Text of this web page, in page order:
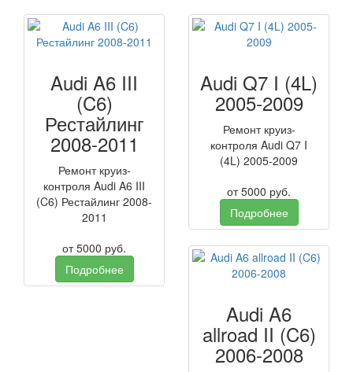
Audi A6 III
(C6)
Рестайлинг
2008-2011
Ремонт круиз-
контроля Audi A6 III
(C6) Рестайлинг 2008-
2011
от5000 руб.
Подробнее
Audi Q7 I (4L)
2005-2009
Ремонт круиз-
контроля Audi Q7 I
(4L) 2005-2009
от5000 руб.
Подробнее
Audi A6
allroad II (C6)
2006-2008